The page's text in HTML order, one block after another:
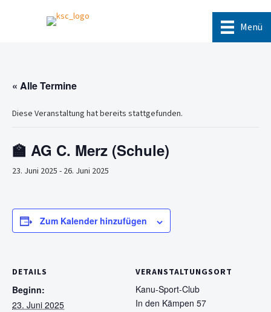
Menü
« Alle Termine
Diese Veranstaltung hat bereits stattgefunden.
🏫 AG C. Merz (Schule)
23. Juni 2025 - 26. Juni 2025
Zum Kalender hinzufügen
DETAILS
Beginn:
23. Juni 2025
VERANSTALTUNGSORT
Kanu-Sport-Club
In den Kämpen 57